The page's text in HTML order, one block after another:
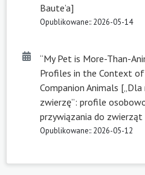
Baute’a]
Opublikowane:: 2026-05-14
“My Pet is More-Than-
Profiles in the Context
Companion Animals
zwierzę”: profile
przywiązania do
Opublikowane:: 2026-05-12